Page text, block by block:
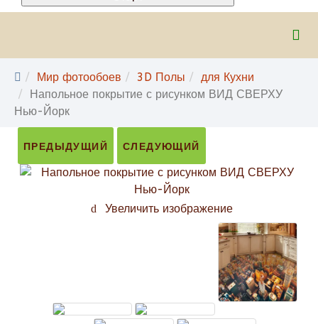
Мир фотообоев 3D Полы
для Кухни
Напольное покрытие с рисунком ВИД СВЕРХУ
Нью-Йорк
ПРЕДЫДУЩИЙ СЛЕДУЮЩИЙ
Увеличить изображение